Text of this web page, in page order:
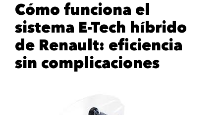
Cómo funciona el
sistema E-Tech híbrido
de Renault: eficiencia
sin complicaciones